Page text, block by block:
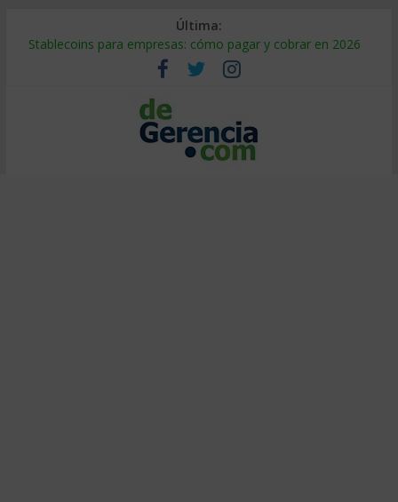
Última:
Stablecoins para empresas: cómo pagar y cobrar en 2026
Despido silencioso: qué es y por qué sale tan caro
IA en selección de personal: cómo auditarla a tiempo
Trabajo forzoso en la cadena de suministro: qué hacer
Mercado hispano de EE. UU.: cómo segmentarlo y venderle